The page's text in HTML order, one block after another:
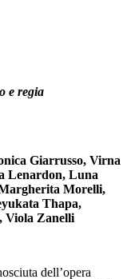
e regia
Giarrusso, Virna
Lenardon, Luna
Morelli,
Thapa,
Viola Zanelli
dell’opera